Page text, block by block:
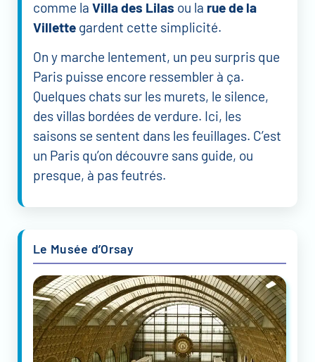
comme la Villa des Lilas ou la rue de la
Villette gardent cette simplicité.
On y marche lentement, un peu surpris que
Paris puisse encore ressembler à ça.
Quelques chats sur les murets, le silence,
des villas bordées de verdure. Ici, les
saisons se sentent dans les feuillages. C’est
un Paris qu’on découvre sans guide, ou
presque, à pas feutrés.
Le Musée d’Orsay